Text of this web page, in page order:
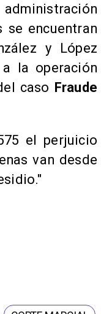
encuentran
y López
la operación
caso Fraude
el perjuicio
van desde